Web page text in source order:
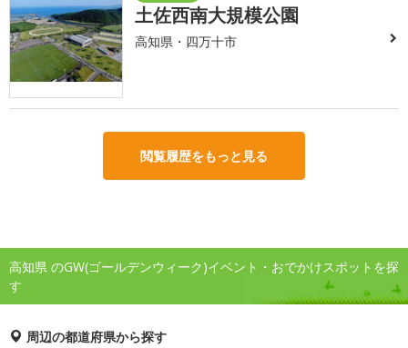
土佐西南大規模公園
高知県・四万十市
閲覧履歴をもっと見る
高知県 のGW(ゴールデンウィーク)イベント・おでかけスポットを探
す
周辺の都道府県から探す